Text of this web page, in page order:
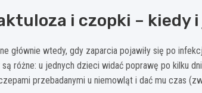
i czopki – kiedy
głównie wtedy, gdy zaparcia pojawiły się po
różne: u jednych dzieci widać poprawę po kilku
przebadanymi u niemowląt i dać mu czas